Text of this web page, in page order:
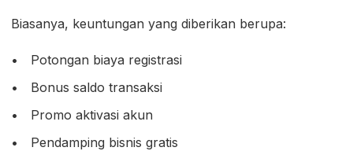
Biasanya, keuntungan yang diberikan berupa:
Potongan biaya registrasi
Bonus saldo transaksi
Promo aktivasi akun
Pendamping bisnis gratis